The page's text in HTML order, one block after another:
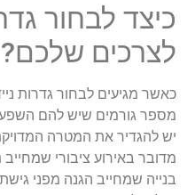
כיצד לבחור
לצרכים שלכם?
כאשר מגיעים לבחור גדרות
מספר גורמים שיש להם
יש להגדיר את המטרה
מדובר באירוע ציבורי
בנייה שמחייב הגנה מפני